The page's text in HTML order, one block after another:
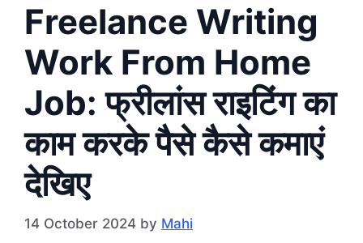
Freelance Writing
Work From Home
Job: फ्रीलांस राइटिंग का
काम करके पैसे कैसे कमाएं
देखिए
14 October 2024 by Mahi